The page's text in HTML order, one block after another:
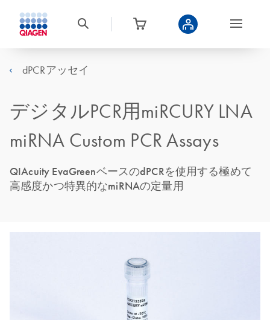
dPCRアッセイ
デジタルPCR用miRCURY LNA
miRNA Custom PCR Assays
QIAcuity EvaGreenベースのdPCRを使用する極めて
高感度かつ特異的なmiRNAの定量用